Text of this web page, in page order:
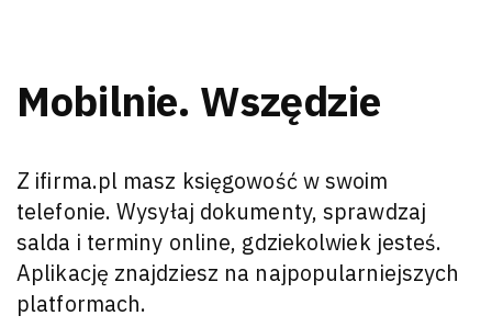
Mobilnie. Wszędzie
Z ifirma.pl masz księgowość w swoim
telefonie. Wysyłaj dokumenty, sprawdzaj
salda i terminy online, gdziekolwiek jesteś.
Aplikację znajdziesz na najpopularniejszych
platformach.